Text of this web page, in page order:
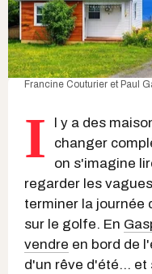
Francine Couturier et Paul
I
l y a des
changer
on s'imagine
regarder les
terminer la journée
sur le golfe. En
vendre en bord de
d'un rêve d'été... et